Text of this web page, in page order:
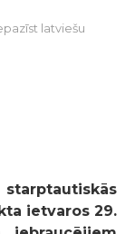
latviešu
ietvaros 29.